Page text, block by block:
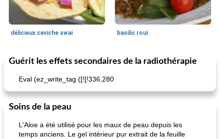
délicieux ceviche swai basilic roui
65min
Déjeuner / Snacks 30
Guérit les effets secondaires de la radiothérapie
Eval (ez_write_tag ([![!336,280
Soins de la peau
L'Aloe a été utilisé pour les maux de peau depuis les
temps anciens. Le gel intérieur pur extrait de la feuille